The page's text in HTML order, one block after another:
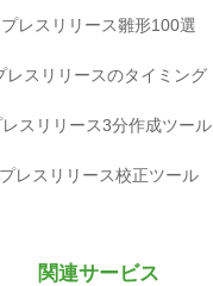
プレスリリース雛形100選
レスリリースのタイミング
レスリリース3分作成ツール
プレスリリース校正ツール
関連サービス